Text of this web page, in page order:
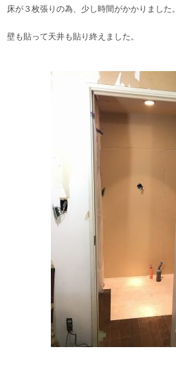
床が３枚張りの為、少し時間がかかりました。
壁も貼って天井も貼り終えました。